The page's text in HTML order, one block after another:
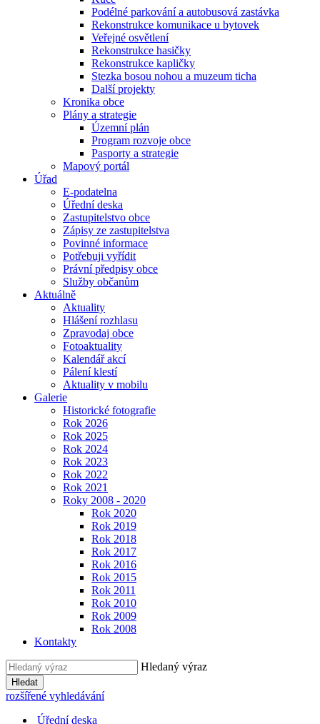
Podélné parkování a autobusová zastávka
Rekonstrukce komunikace u bytovek
Veřejné osvětlení
Rekonstrukce hasičky
Rekonstrukce kapličky
Stezka bosou nohou a muzeum ticha
Další projekty
Kronika obce
Plány a strategie
Územní plán
Program rozvoje obce
Pasporty a strategie
Mapový portál
Úřad
E-podatelna
Úřední deska
Zastupitelstvo obce
Zápisy ze zastupitelstva
Povinné informace
Potřebuji vyřídit
Právní předpisy obce
Služby občanům
Aktuálně
Aktuality
Hlášení rozhlasu
Zpravodaj obce
Fotoaktuality
Kalendář akcí
Pálení klestí
Aktuality v mobilu
Galerie
Historické fotografie
Rok 2026
Rok 2025
Rok 2024
Rok 2023
Rok 2022
Rok 2021
Roky 2008 - 2020
Rok 2020
Rok 2019
Rok 2018
Rok 2017
Rok 2016
Rok 2015
Rok 2011
Rok 2010
Rok 2009
Rok 2008
Kontakty
Hledaný výraz
Hledat
rozšířené vyhledávání
Úřední deska